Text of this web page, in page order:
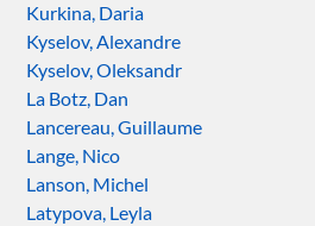
Kurkina, Daria
Kyselov, Alexandre
Kyselov, Oleksandr
La Botz, Dan
Lancereau, Guillaume
Lange, Nico
Lanson, Michel
Latypova, Leyla